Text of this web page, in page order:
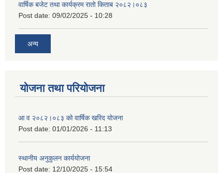
वार्षिक बजेट तथा कार्यक्रम रातो किताब २०८२।०८३
Post date: 09/02/2025 - 10:28
अन्य
योजना तथा परियोजना
आ व २०८२।०८३ को वार्षिक खरिद योजना
Post date: 01/01/2026 - 11:13
स्थानीय अनुकुलन कार्ययोजना
Post date: 12/10/2025 - 15:54